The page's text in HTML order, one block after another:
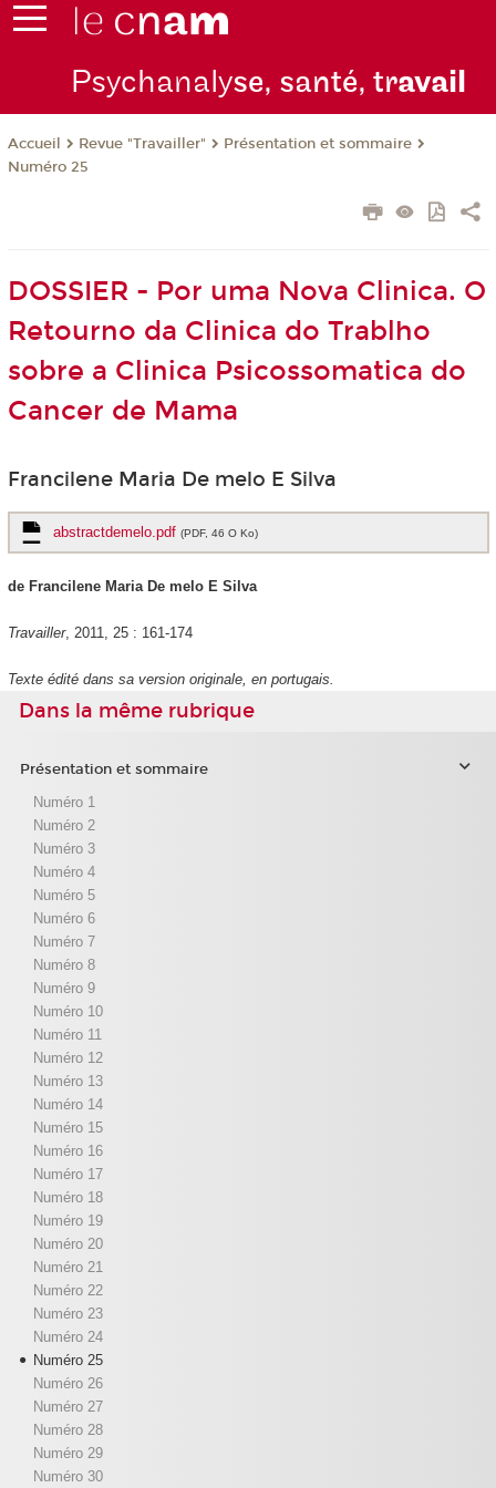
Psychanalyse, santé, travail
Accueil Revue "Travailler"
Présentation et sommaire
Numéro 25
DOSSIER - Por uma Nova Clinica. O
Retourno da Clinica do Trablho
sobre a Clinica Psicossomatica do
Cancer de Mama
Francilene Maria De melo E Silva
abstractdemelo.pdf (PDF, 46 O Ko)
de Francilene Maria De melo E Silva
Travailler, 2011, 25 : 161-174
Texte édité dans sa version originale, en portugais.
Dans la même rubrique
Présentation et sommaire
Numéro 1
Numéro 2
Numéro 3
Numéro 4
Numéro 5
Numéro 6
Numéro 7
Numéro 8
Numéro 9
Numéro 10
Numéro 11
Numéro 12
Numéro 13
Numéro 14
Numéro 15
Numéro 16
Numéro 17
Numéro 18
Numéro 19
Numéro 20
Numéro 21
Numéro 22
Numéro 23
Numéro 24
Numéro 25
Numéro 26
Numéro 27
Numéro 28
Numéro 29
Numéro 30